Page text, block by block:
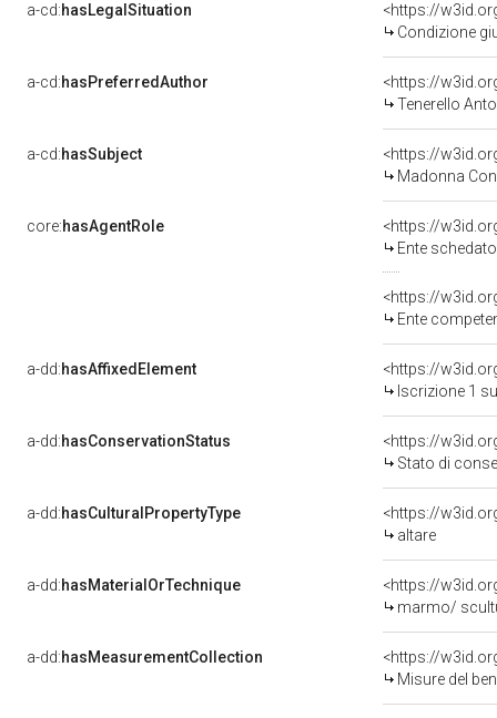
a-cd:hasLegalSituation
<https://
Condizione
a-cd:hasPreferredAuthor
<https://
Tenerello
a-cd:hasSubject
<https://
Madonna
core:hasAgentRole
<https://
Ente
<https://
Ente competente
a-dd:hasAffixedElement
<https://
Iscrizione 1
a-dd:hasConservationStatus
<https://
Stato di
a-dd:hasCulturalPropertyType
<https://
altare
a-dd:hasMaterialOrTechnique
<https://
marmo/
a-dd:hasMeasurementCollection
<https://
Misure del